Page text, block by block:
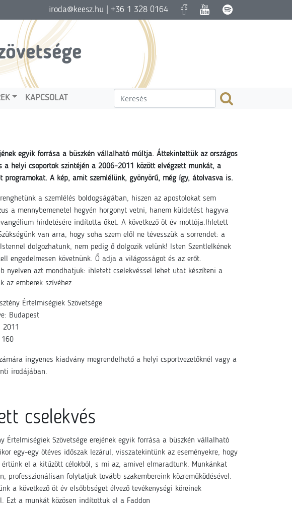
iroda@keesz.hu | +36 1 328 0164
KAPCSOLAT
egyik forrása a büszkén vállalható múltja. Áttekintettük az országos
a helyi csoportok szintéjén a 2006–2011 között elvégzett munkát, a
programokat. A kép, amit szemlélünk, gyönyörű, még így, átolvasva is.
a szemlélés boldogságában, hiszen az apostolokat sem
a mennybemenetel hegyén horgonyt vetni, hanem küldetést hagyva
hirdetésére indította őket. A következő öt év mottója:Ihletett
van arra, hogy soha szem elől ne tévesszük a sorrendet: a
dolgozhatunk, nem pedig ő dolgozik velünk! Isten Szentlelkének
engedelmesen követnünk. Ő adja a világosságot és az erőt.
nyelven azt mondhatjuk: ihletett cselekvéssel lehet utat készíteni a
az emberek szívéhez.
Értelmiségiek Szövetsége
Budapest
2011
160
ingyenes kiadvány megrendelhető a helyi csportvezetőknél vagy a
irodájában.
cselekvés
Értelmiségiek Szövetsége erejének egyik forrása a büszkén vállalható
egy-egy ötéves időszak lezárul, visszatekintünk az eseményekre, hogy
el a kitűzött célokból, s mi az, amivel elmaradtunk. Munkánkat
professzionálisan folytatjuk tovább szakembereink közreműködésével.
a következő öt év elsőbbséget élvező tevékenységi köreinek
Ezt a munkát közösen indítottuk el a Faddon